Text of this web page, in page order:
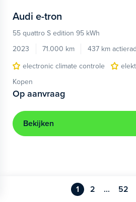
Audi e-tron
55 quattro S edition 95 kWh
2023
71.000 km 437 km
electronic climate controle
Kopen
Op aanvraag
Bekijken
1 2 ... 52